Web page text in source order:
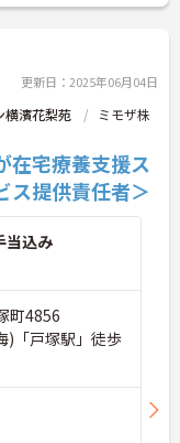
更新日：2025年06月04日
横濱花梨苑
ミモザ株
在宅療養支援ス
ス提供責任者＞
込み
町4856
)「戸塚駅」徒歩